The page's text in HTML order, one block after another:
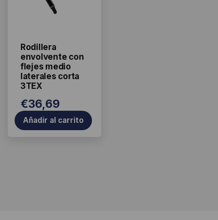
Rodillera
envolvente con
flejes medio
laterales corta
3TEX
€36,69
Añadir al carrito